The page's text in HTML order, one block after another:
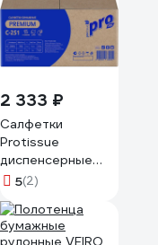
2 333 ₽
Салфетки
Protissue
диспенсерные
бумажные 2сл, 20
листов, С-251
5(2)